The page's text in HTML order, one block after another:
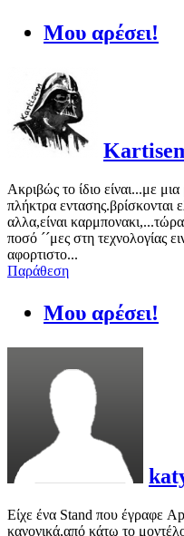
Μου αρέσει!
Ακριβώς το ίδιο είναι...με
πλήκτρα εντασης.βρίσκονται
αλλα,είναι
ποσό ´´μες στη τεχνολογίας
αφορτιστο...
Παράθεση
Μου αρέσει!
Είχε ένα Stand που έγραφε
κανονικά,από κάτω το